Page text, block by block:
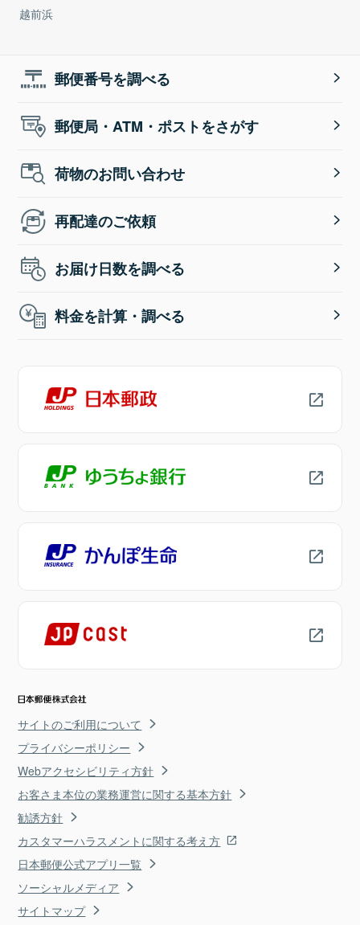
越前浜
郵便番号を調べる
郵便局・ATM・ポストをさがす
荷物のお問い合わせ
再配達のご依頼
お届け日数を調べる
料金を計算・調べる
サイトのご利用について
プライバシーポリシー
Webアクセシビリティ方針
お客さま本位の業務運営に関する基本方針
勧誘方針
カスタマーハラスメントに関する考え方
日本郵便公式アプリ一覧
ソーシャルメディア
サイトマップ